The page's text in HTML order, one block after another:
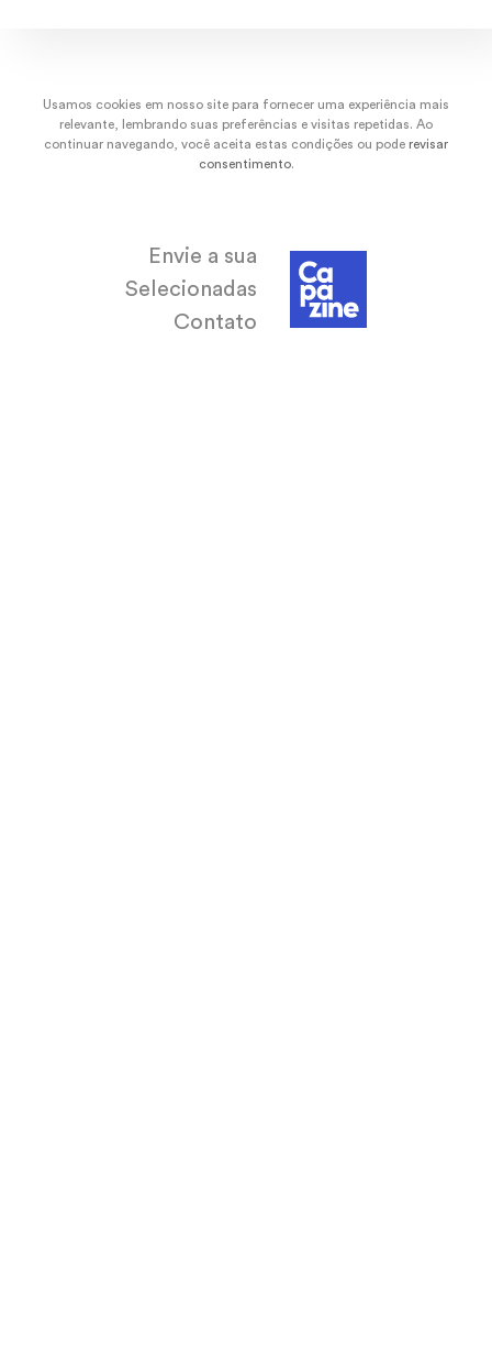
Usamos cookies em nosso site para fornecer uma experiência mais
relevante, lembrando suas preferências e visitas repetidas. Ao
continuar navegando, você aceita estas condições ou pode revisar
consentimento.
Envie a sua
Selecionadas
Contato